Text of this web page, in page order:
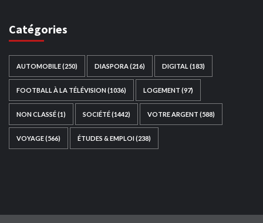
Catégories
AUTOMOBILE(250) DIASPORA (216) DIGITAL (183)
FOOTBALL À LA TÉLÉVISION(1036) LOGEMENT (97)
NON CLASSÉ(1) SOCIÉTÉ(1442) VOTRE ARGENT (588)
VOYAGE(566) ÉTUDES & EMPLOI(238)